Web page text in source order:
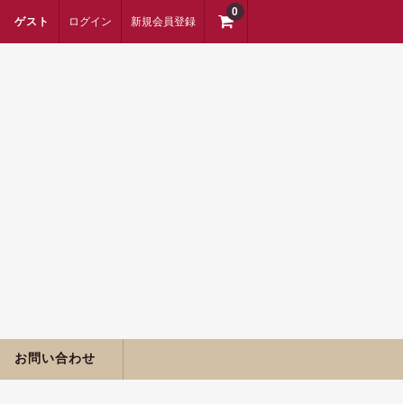
ゲスト ログイン 新規会員登録
0
お問い合わせ